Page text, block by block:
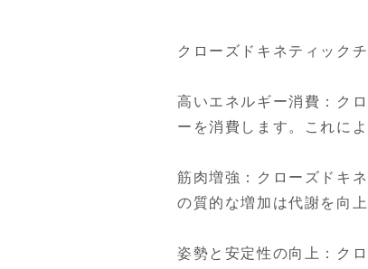
クローズドキネティック
高いエネルギー消費：ク
ーを消費します。これに
筋肉増強：クローズドキ
の質的な増加は代謝を向
姿勢と安定性の向上：ク